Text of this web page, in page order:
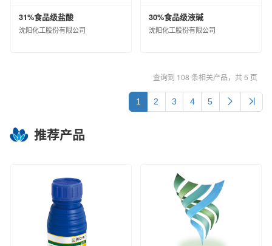
31%食品级盐酸
沈阳化工股份有限公司
30%食品级液碱
沈阳化工股份有限公司
查询到 108 条相关产品，共 5 页
1 2 3 4 5
推荐产品